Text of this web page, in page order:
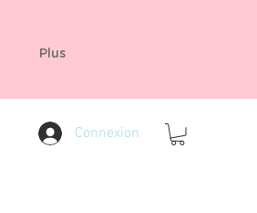
Plus
Connexion